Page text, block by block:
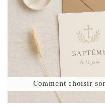
Comment choisir